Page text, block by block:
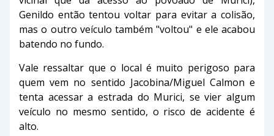
Genildo então tentou voltar para evitar a colisão,
mas o outro veículo também "voltou" e ele acabou
batendo no fundo.
Vale ressaltar que o local é muito perigoso para
quem vem no sentido Jacobina/Miguel Calmon e
tenta acessar a estrada do Murici, se vier algum
veículo no mesmo sentido, o risco de acidente é
alto.